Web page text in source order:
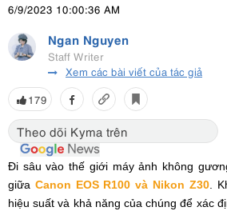
6/9/2023 10:00:36 AM
Ngan Nguyen
Staff Writer
Xem các bài viết của tác giả
179
Theo dõi Kyma trên
Đi sâu vào thế giới máy ảnh không
giữa Canon EOS R100 và Nikon Z30.
hiệu suất và khả năng của chúng để xác